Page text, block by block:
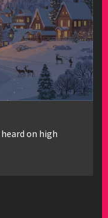
heard on high